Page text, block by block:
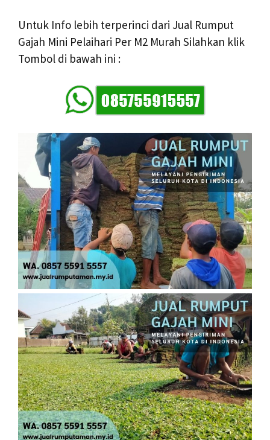
Untuk Info lebih terperinci dari Jual Rumput
Gajah Mini Pelaihari Per M2 Murah Silahkan klik
Tombol di bawah ini :